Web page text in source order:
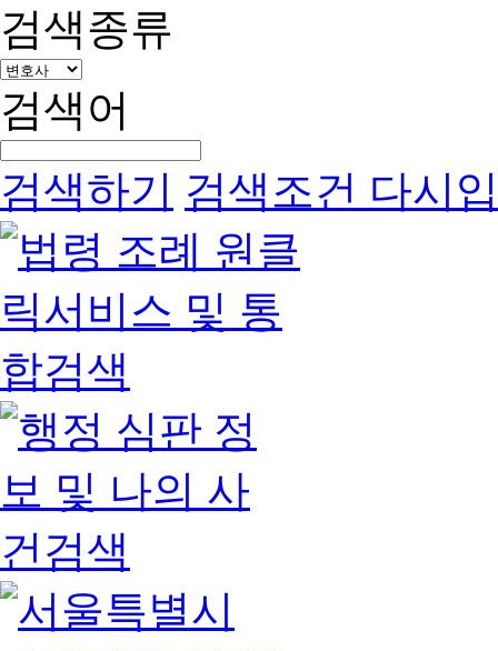
검색종류
검색어
검색하기 검색조건 다시